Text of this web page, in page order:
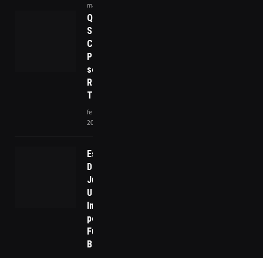
março 26, 2026
QR Code
Seguro:
Como
Proteger-
se dos
Riscos da
Tecnologia
fevereiro 28,
2025
Esquerda e
Direita
Juntas: A
União
Inesperada
pelo
Futuro do
Brasil